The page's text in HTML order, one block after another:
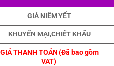
GIÁ NIÊM YẾT
KHUYẾN MẠI,CHIẾT KHẤU
GIÁ THANH TOÁN (Đã bao gồm
VAT)